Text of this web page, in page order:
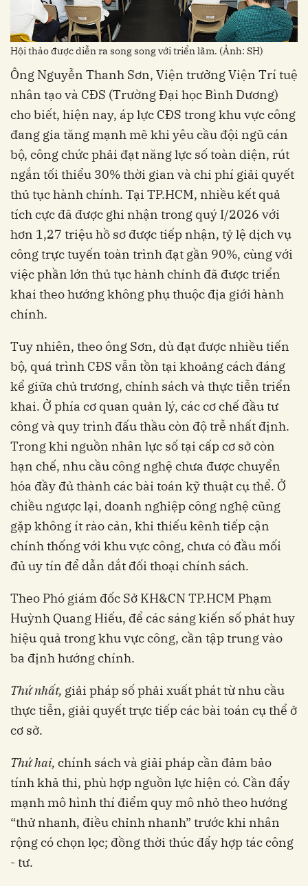
Hội thảo được diễn ra song song với triển lãm. (Ảnh: SH)
Ông Nguyễn Thanh Sơn, Viện trưởng Viện Trí tuệ
nhân tạo và CĐS (Trường Đại học Bình Dương)
cho biết, hiện nay, áp lực CĐS trong khu vực công
đang gia tăng mạnh mẽ khi yêu cầu đội ngũ cán
bộ, công chức phải đạt năng lực số toàn diện, rút
ngắn tối thiểu 30% thời gian và chi phí giải quyết
thủ tục hành chính. Tại TP.HCM, nhiều kết quả
tích cực đã được ghi nhận trong quý I/2026 với
hơn 1,27 triệu hồ sơ được tiếp nhận, tỷ lệ dịch vụ
công trực tuyến toàn trình đạt gần 90%, cùng với
việc phần lớn thủ tục hành chính đã được triển
khai theo hướng không phụ thuộc địa giới hành
chính.
Tuy nhiên, theo ông Sơn, dù đạt được nhiều tiến
bộ, quá trình CĐS vẫn tồn tại khoảng cách đáng
kể giữa chủ trương, chính sách và thực tiễn triển
khai. Ở phía cơ quan quản lý, các cơ chế đầu tư
công và quy trình đấu thầu còn độ trễ nhất định.
Trong khi nguồn nhân lực số tại cấp cơ sở còn
hạn chế, nhu cầu công nghệ chưa được chuyển
hóa đầy đủ thành các bài toán kỹ thuật cụ thể. Ở
chiều ngược lại, doanh nghiệp công nghệ cũng
gặp không ít rào cản, khi thiếu kênh tiếp cận
chính thống với khu vực công, chưa có đầu mối
đủ uy tín để dẫn dắt đối thoại chính sách.
Theo Phó giám đốc Sở KH&CN TP.HCM Phạm
Huỳnh Quang Hiếu, để các sáng kiến số phát huy
hiệu quả trong khu vực công, cần tập trung vào
ba định hướng chính.
Thứ nhất, giải pháp số phải xuất phát từ nhu cầu
thực tiễn, giải quyết trực tiếp các bài toán cụ thể ở
cơ sở.
Thứ hai, chính sách và giải pháp cần đảm bảo
tính khả thi, phù hợp nguồn lực hiện có. Cần đẩy
mạnh mô hình thí điểm quy mô nhỏ theo hướng
“thử nhanh, điều chỉnh nhanh” trước khi nhân
rộng có chọn lọc; đồng thời thúc đẩy hợp tác công
- tư.